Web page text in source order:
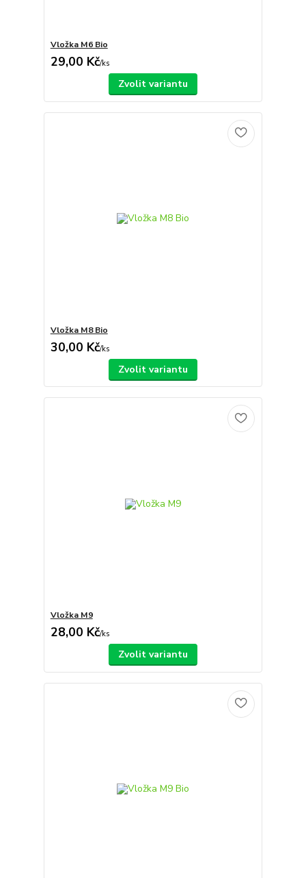
Vložka M6 Bio
29,00 Kč/ks
Zvolit variantu
Vložka M8 Bio
30,00 Kč/ks
Zvolit variantu
Vložka M9
28,00 Kč/ks
Zvolit variantu